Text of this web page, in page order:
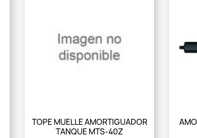
TOPE MUELLE AMORTIGUADOR
TANQUE MTS-40Z